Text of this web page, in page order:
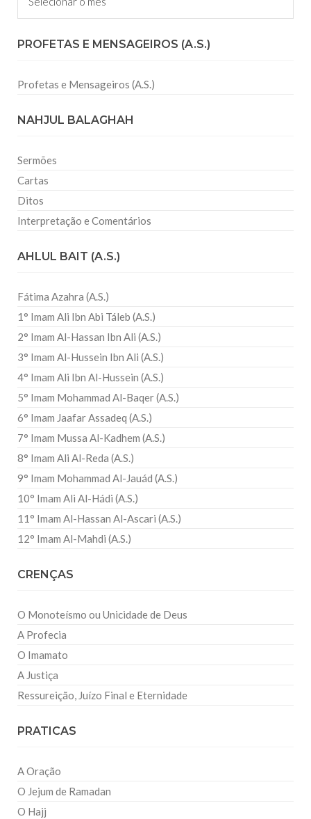
PROFETAS E MENSAGEIROS (A.S.)
Profetas e Mensageiros (A.S.)
NAHJUL BALAGHAH
Sermões
Cartas
Ditos
Interpretação e Comentários
AHLUL BAIT (A.S.)
Fátima Azahra (A.S.)
1° Imam Ali Ibn Abi Táleb (A.S.)
2° Imam Al-Hassan Ibn Ali (A.S.)
3° Imam Al-Hussein Ibn Ali (A.S.)
4° Imam Ali Ibn Al-Hussein (A.S.)
5° Imam Mohammad Al-Baqer (A.S.)
6° Imam Jaafar Assadeq (A.S.)
7° Imam Mussa Al-Kadhem (A.S.)
8° Imam Ali Al-Reda (A.S.)
9° Imam Mohammad Al-Jauád (A.S.)
10° Imam Ali Al-Hádi (A.S.)
11° Imam Al-Hassan Al-Ascari (A.S.)
12° Imam Al-Mahdi (A.S.)
CRENÇAS
O Monoteísmo ou Unicidade de Deus
A Profecia
O Imamato
A Justiça
Ressureição, Juízo Final e Eternidade
PRATICAS
A Oração
O Jejum de Ramadan
O Hajj